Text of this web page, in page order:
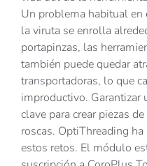
Un problema habitual en
la viruta se enrolla
portapinzas, las
también puede quedar
transportadoras, lo que
improductivo. Garantizar
clave para crear piezas
roscas. OptiThreading
estos retos. El módulo